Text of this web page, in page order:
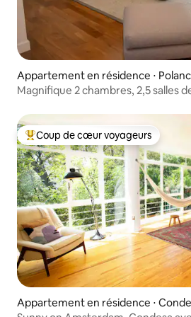
Appartement en résidence ⋅
Magnifique 2 chambres, 2,5 salles
Coups de cœur voyageurs les plus
Coup de cœur voyageurs
Appartement en résidence ⋅